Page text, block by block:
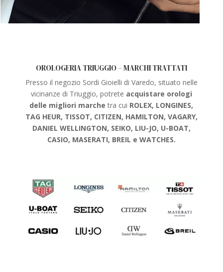
OROLOGERIA TRIUGGIO – MARCHI TRATTATI
Presso il negozio Sordi Gioielli di Varedo, situato nelle
vicinanze di Triuggio, potrete acquistare orologi
delle migliori marche tra cui ROLEX, LONGINES,
TAG HEUR, TISSOT, CITIZEN, HAMILTON, VAGARY,
DANIEL WELLINGTON, SEIKO, LIU-JO, U-BOAT,
CASIO, MASERATI, BREIL e WATCHES.